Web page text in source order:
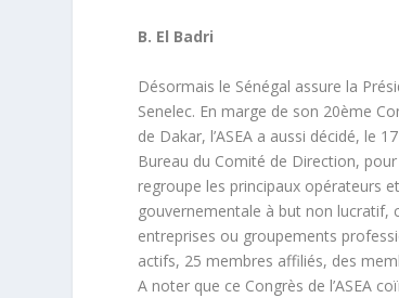
B. El Badri
Désormais le Sénégal assure la
Senelec. En marge de son 20ème
de Dakar, l’ASEA a aussi décidé, le
Bureau du Comité de Direction,
regroupe les principaux opérateurs
gouvernementale à but non lucratif,
entreprises ou groupements
actifs, 25 membres affiliés, des
A noter que ce Congrès de l’ASEA